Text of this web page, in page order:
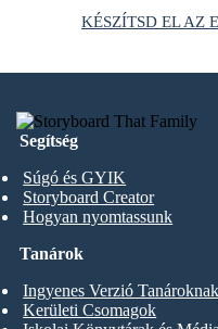
KÉSZÍTSD EL AZ
Segítség
Súgó és GYIK
Storyboard Creator
Hogyan nyomtassunk
Tanárok
Ingyenes Verzió Tanároknak
Kerületi Csomagok